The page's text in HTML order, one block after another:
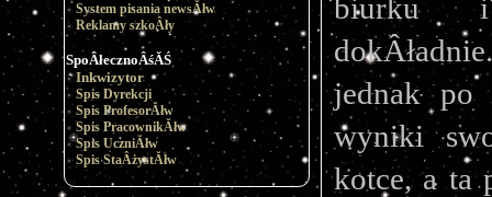
System pisania newsĂłw
Reklamy szkoÂły
SpoÂłecznoÂśĂŚ
Inkwizytor
Spis Dyrekcji
Spis ProfesorĂłw
Spis PracownikĂłw
Spis UczniĂłw
Spis StaÂżystĂłw
biurku i
jednak po
wyniki
kotce, a ta